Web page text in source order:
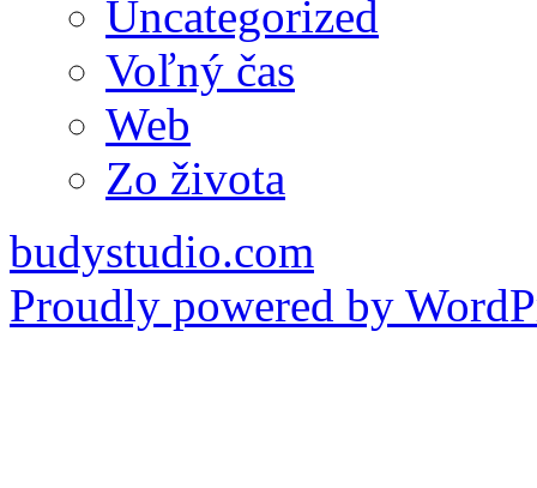
Uncategorized
Voľný čas
Web
Zo života
budystudio.com
Proudly powered by